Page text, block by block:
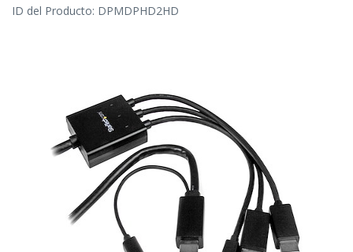
ID del Producto: DPMDPHD2HD